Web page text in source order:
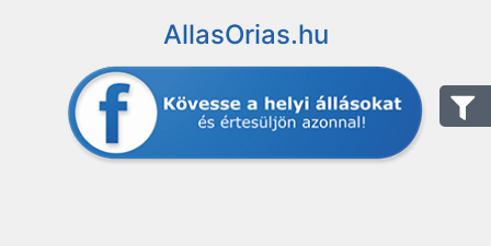
AllasOrias.hu